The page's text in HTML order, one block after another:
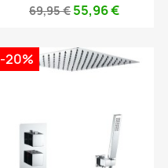
69,95 € 55,96 €
-20%